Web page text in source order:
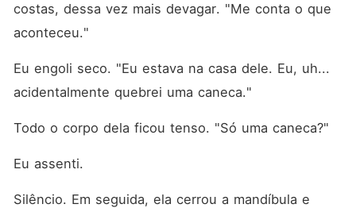
costas, dessa vez mais devagar. "Me conta o que
aconteceu."
Eu engoli seco. "Eu estava na casa dele. Eu, uh...
acidentalmente quebrei uma caneca."
Todo o corpo dela ficou tenso. "Só uma caneca?"
Eu assenti.
Silêncio. Em seguida, ela cerrou a mandíbula e